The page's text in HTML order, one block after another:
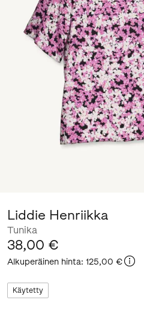
Liddie Henriikka
Tunika
38,00 €
Alkuperäinen hinta: 125,00 €
Käytetty